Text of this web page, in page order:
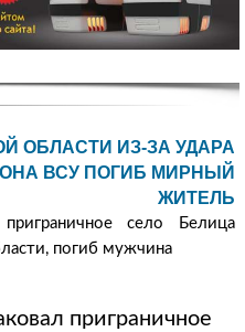
ОБЛАСТИ ИЗ-ЗА УДАРА
ВСУ ПОГИБ МИРНЫЙ
ЖИТЕЛЬ
село Белица
погиб мужчина
приграничное